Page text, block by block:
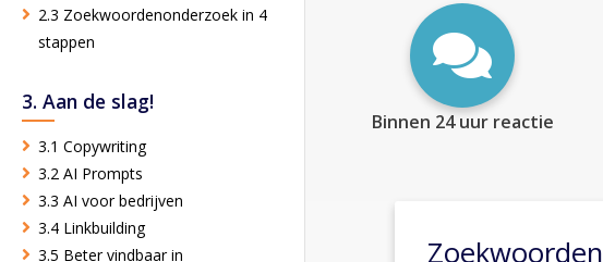
2.3 Zoekwoordenonderzoek in 4
stappen
3. Aan de slag!
3.1 Copywriting
3.2 AI Prompts
3.3 AI voor bedrijven
3.4 Linkbuilding
3.5 Beter vindbaar in
Binnen 24 uur reactie
Zoekwoorden